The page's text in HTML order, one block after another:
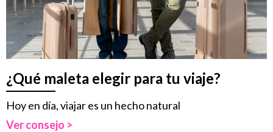
¿Qué maleta elegir para tu viaje?
Hoy en día, viajar es un hecho natural
Ver consejo >